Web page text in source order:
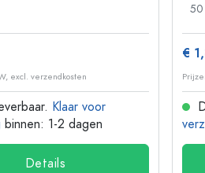
excl. verzendkosten
Klaar voor
binnen: 1-2 dagen
Details
50
€